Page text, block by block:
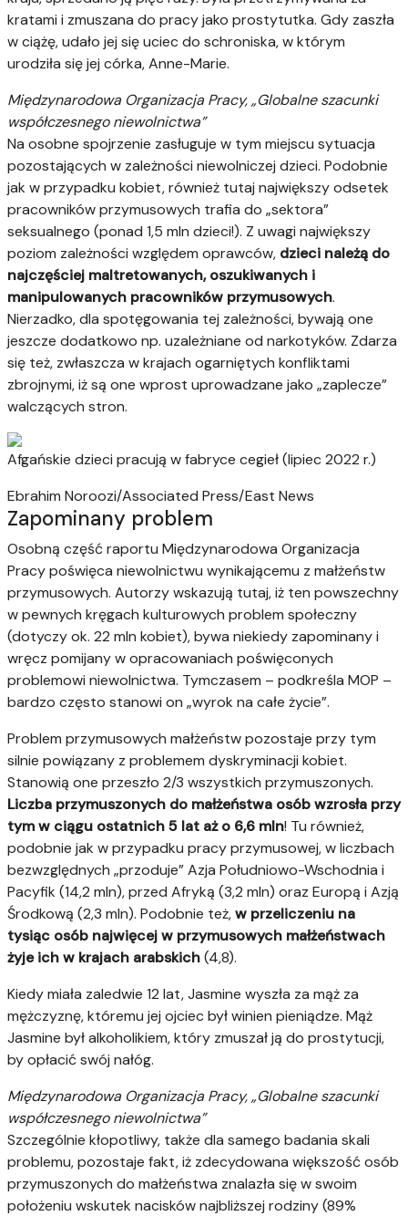
kratami i zmuszana do pracy jako prostytutka. Gdy zaszła
w ciążę, udało jej się uciec do schroniska, w którym
urodziła się jej córka, Anne-Marie.
Międzynarodowa Organizacja Pracy, „Globalne szacunki
współczesnego niewolnictwa”
Na osobne spojrzenie zasługuje w tym miejscu sytuacja
pozostających w zależności niewolniczej dzieci. Podobnie
jak w przypadku kobiet, również tutaj największy odsetek
pracowników przymusowych trafia do „sektora”
seksualnego (ponad 1,5 mln dzieci!). Z uwagi największy
poziom zależności względem oprawców, dzieci należą do
najczęściej maltretowanych, oszukiwanych i
manipulowanych pracowników przymusowych.
Nierzadko, dla spotęgowania tej zależności, bywają one
jeszcze dodatkowo np. uzależniane od narkotyków. Zdarza
się też, zwłaszcza w krajach ogarniętych konfliktami
zbrojnymi, iż są one wprost uprowadzane jako „zaplecze”
walczących stron.
Afgańskie dzieci pracują w fabryce cegieł (lipiec 2022 r.)
Ebrahim Noroozi/Associated Press/East News
Zapominany problem
Osobną część raportu Międzynarodowa Organizacja
Pracy poświęca niewolnictwu wynikającemu z małżeństw
przymusowych. Autorzy wskazują tutaj, iż ten powszechny
w pewnych kręgach kulturowych problem społeczny
(dotyczy ok. 22 mln kobiet), bywa niekiedy zapominany i
wręcz pomijany w opracowaniach poświęconych
problemowi niewolnictwa. Tymczasem – podkreśla MOP –
bardzo często stanowi on „wyrok na całe życie”.
Problem przymusowych małżeństw pozostaje przy tym
silnie powiązany z problemem dyskryminacji kobiet.
Stanowią one przeszło 2/3 wszystkich przymuszonych.
Liczba przymuszonych do małżeństwa osób wzrosła przy
tym w ciągu ostatnich 5 lat aż o 6,6 mln! Tu również,
podobnie jak w przypadku pracy przymusowej, w liczbach
bezwzględnych „przoduje” Azja Południowo-Wschodnia i
Pacyfik (14,2 mln), przed Afryką (3,2 mln) oraz Europą i Azją
Środkową (2,3 mln). Podobnie też,w przeliczeniu na
tysiąc osób najwięcej w przymusowych małżeństwach
żyje ich w krajach arabskich(4,8).
Kiedy miała zaledwie 12 lat, Jasmine wyszła za mąż za
mężczyznę, któremu jej ojciec był winien pieniądze. Mąż
Jasmine był alkoholikiem, który zmuszał ją do prostytucji,
by opłacić swój nałóg.
Międzynarodowa Organizacja Pracy, „Globalne szacunki
współczesnego niewolnictwa”
Szczególnie kłopotliwy, także dla samego badania skali
problemu, pozostaje fakt, iż zdecydowana większość osób
przymuszonych do małżeństwa znalazła się w swoim
położeniu wskutek nacisków najbliższej rodziny (89%